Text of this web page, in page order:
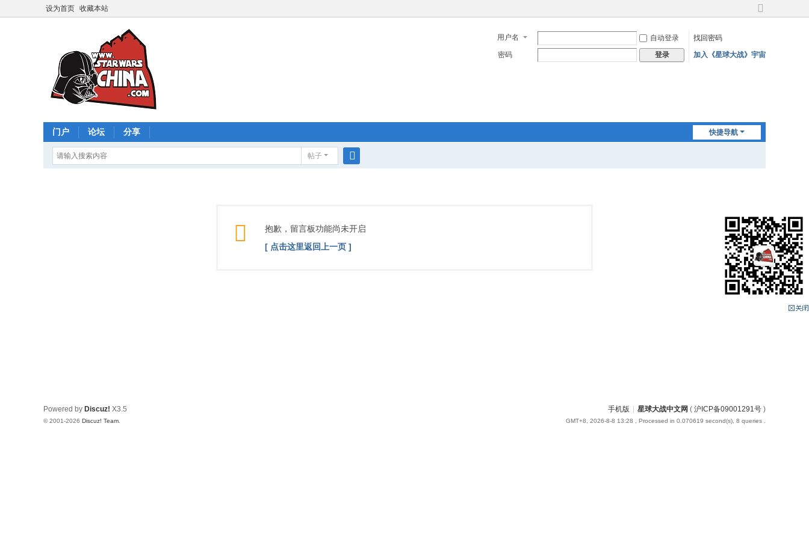
设为首页 收藏本站
切
宽
用户名 自动登录
找回密码
密码
登录 加入《星球大战》宇宙
快捷导航
门户 论坛 分享
帖子
抱歉，留言板功能尚未开启
[ 点击这里返回上一页 ]
手机版 星球大战中文网 ( 沪ICP备09001291号 )
GMT+8, 2026-8-8 13:28 , Processed in 0.070619 second(s), 8 queries .
Powered by Discuz! X3.5
© 2001-2026 Discuz! Team